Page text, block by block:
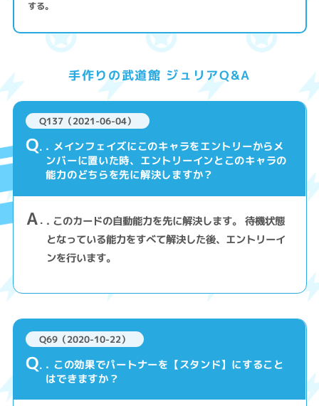
する。
手作りの武道館 ジュリアQ&A
Q137（2021-06-04）
Q . メインフェイズにこのキャラをエントリーからメ
ンバーに置いた時、エントリーインとこのキャラの
能力のどちらを先に解決しますか？
A . このカードの自動能力を先に解決します。 待機状態
となっている能力をすべて解決した後、エントリーイ
ンを行います。
Q69（2020-10-22）
Q . この効果でパートナーを【スタンド】にすること
はできますか？